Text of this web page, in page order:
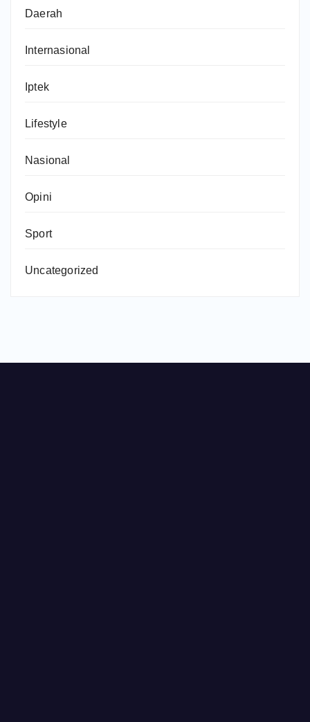
Daerah
Internasional
Iptek
Lifestyle
Nasional
Opini
Sport
Uncategorized